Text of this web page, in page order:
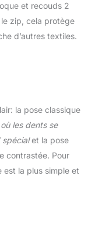
et recouds 2
zip, cela protège
d’autres textiles.
la pose classique
où les dents se
spécialet la pose
contrastée. Pour
est la plus simple et